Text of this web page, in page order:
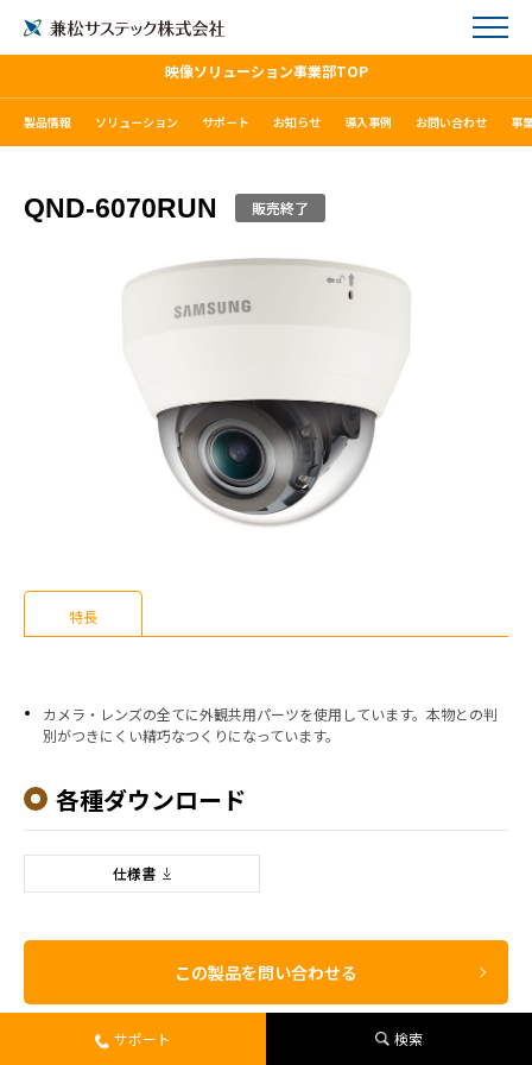
映像ソリューション事業部TOP
製品情報 ソリューション サポート お知らせ 導入事例 お問い合わせ 事
QND-6070RUN 販売終了
特長
カメラ・レンズの全てに外観共用パーツを使用しています。本物との判
別がつきにくい精巧なつくりになっています。
各種ダウンロード
仕様書
この製品を問い合わせる
サポート 検索